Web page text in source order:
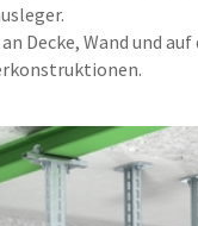
Decke, Wand und